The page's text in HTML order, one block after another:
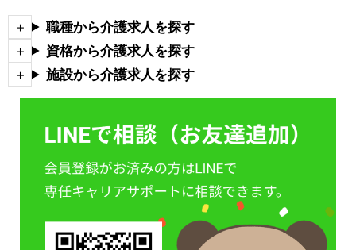
職種から介護求人を探す
資格から介護求人を探す
施設から介護求人を探す